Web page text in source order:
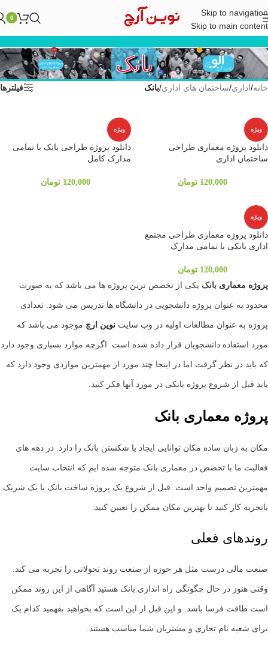
Skip to navigation
Skip to main content
0
بانک
خانه/اداری/ساختمان های اداری/بانک فیلترها
ویژه
دانلود پروژه معماری طراحی
ساختمان اداری
120,000 تومان
ویژه
دانلود پروژه طراحی بانک با تمامی
مدارک کامل
120,000 تومان
ویژه
دانلود پروژه معماری طراحی مجتمع
اداری بانکی با تمامی مدارک
120,000 تومان
پروژه معماری بانک یکی از تخصص ترین پروژه ها می باشد که به صورت
محدود به عنوان پروژه دانشجویی در دانشگاه ها تدریس می شود. تعدادی
پروژه به عنوان مطالعات اولیه در وب سایت نوین ارچ موجود می باشد که
مورد استفاده دانشجویان قرار داده شده است. اگرچه موارد بسیاری وجود دارد
که باید در نظر گرفت اما در اینجا چند مورد از مهمترین مواردی وجود دارد که
باید قبل از شروع پروژه بانکی در مورد آنها فکر کنید.
پروژه معماری بانک
مکان به زبان ساده مکان توانایی ایجاد یا شکستن بانک را دارد. در دهه های
فعالیت ما با تخصص در معماری بانک متوجه شده ایم که انتخاب سایت
مهمترین تصمیم واحد است. قبل از شروع یک پروژه ساخت بانک با یک شریک
باتجربه کار کنید تا بهترین مکان ممکن را تعیین کنید.
روندهای فعلی
صنعت مالی درست مثل هر حوزه از صنعت روند تحولاتی را تجربه می کند.
وقتی هنوز در حال چگونگی راه اندازی بانک هستید آگاهی از این روند ممکن
است طاقت فرسا باشد. و این قبل از این است که بخواهید بفهمید کدام یک
برای شعبه نام تجاری و مشتریان شما مناسب هستند.